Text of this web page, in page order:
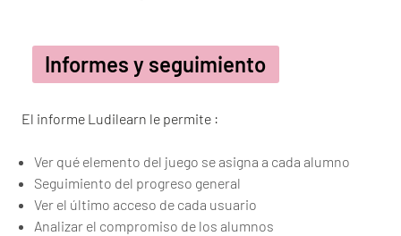
Informes y seguimiento
El informe Ludilearn le permite :
Ver qué elemento del juego se asigna a cada alumno
Seguimiento del progreso general
Ver el último acceso de cada usuario
Analizar el compromiso de los alumnos